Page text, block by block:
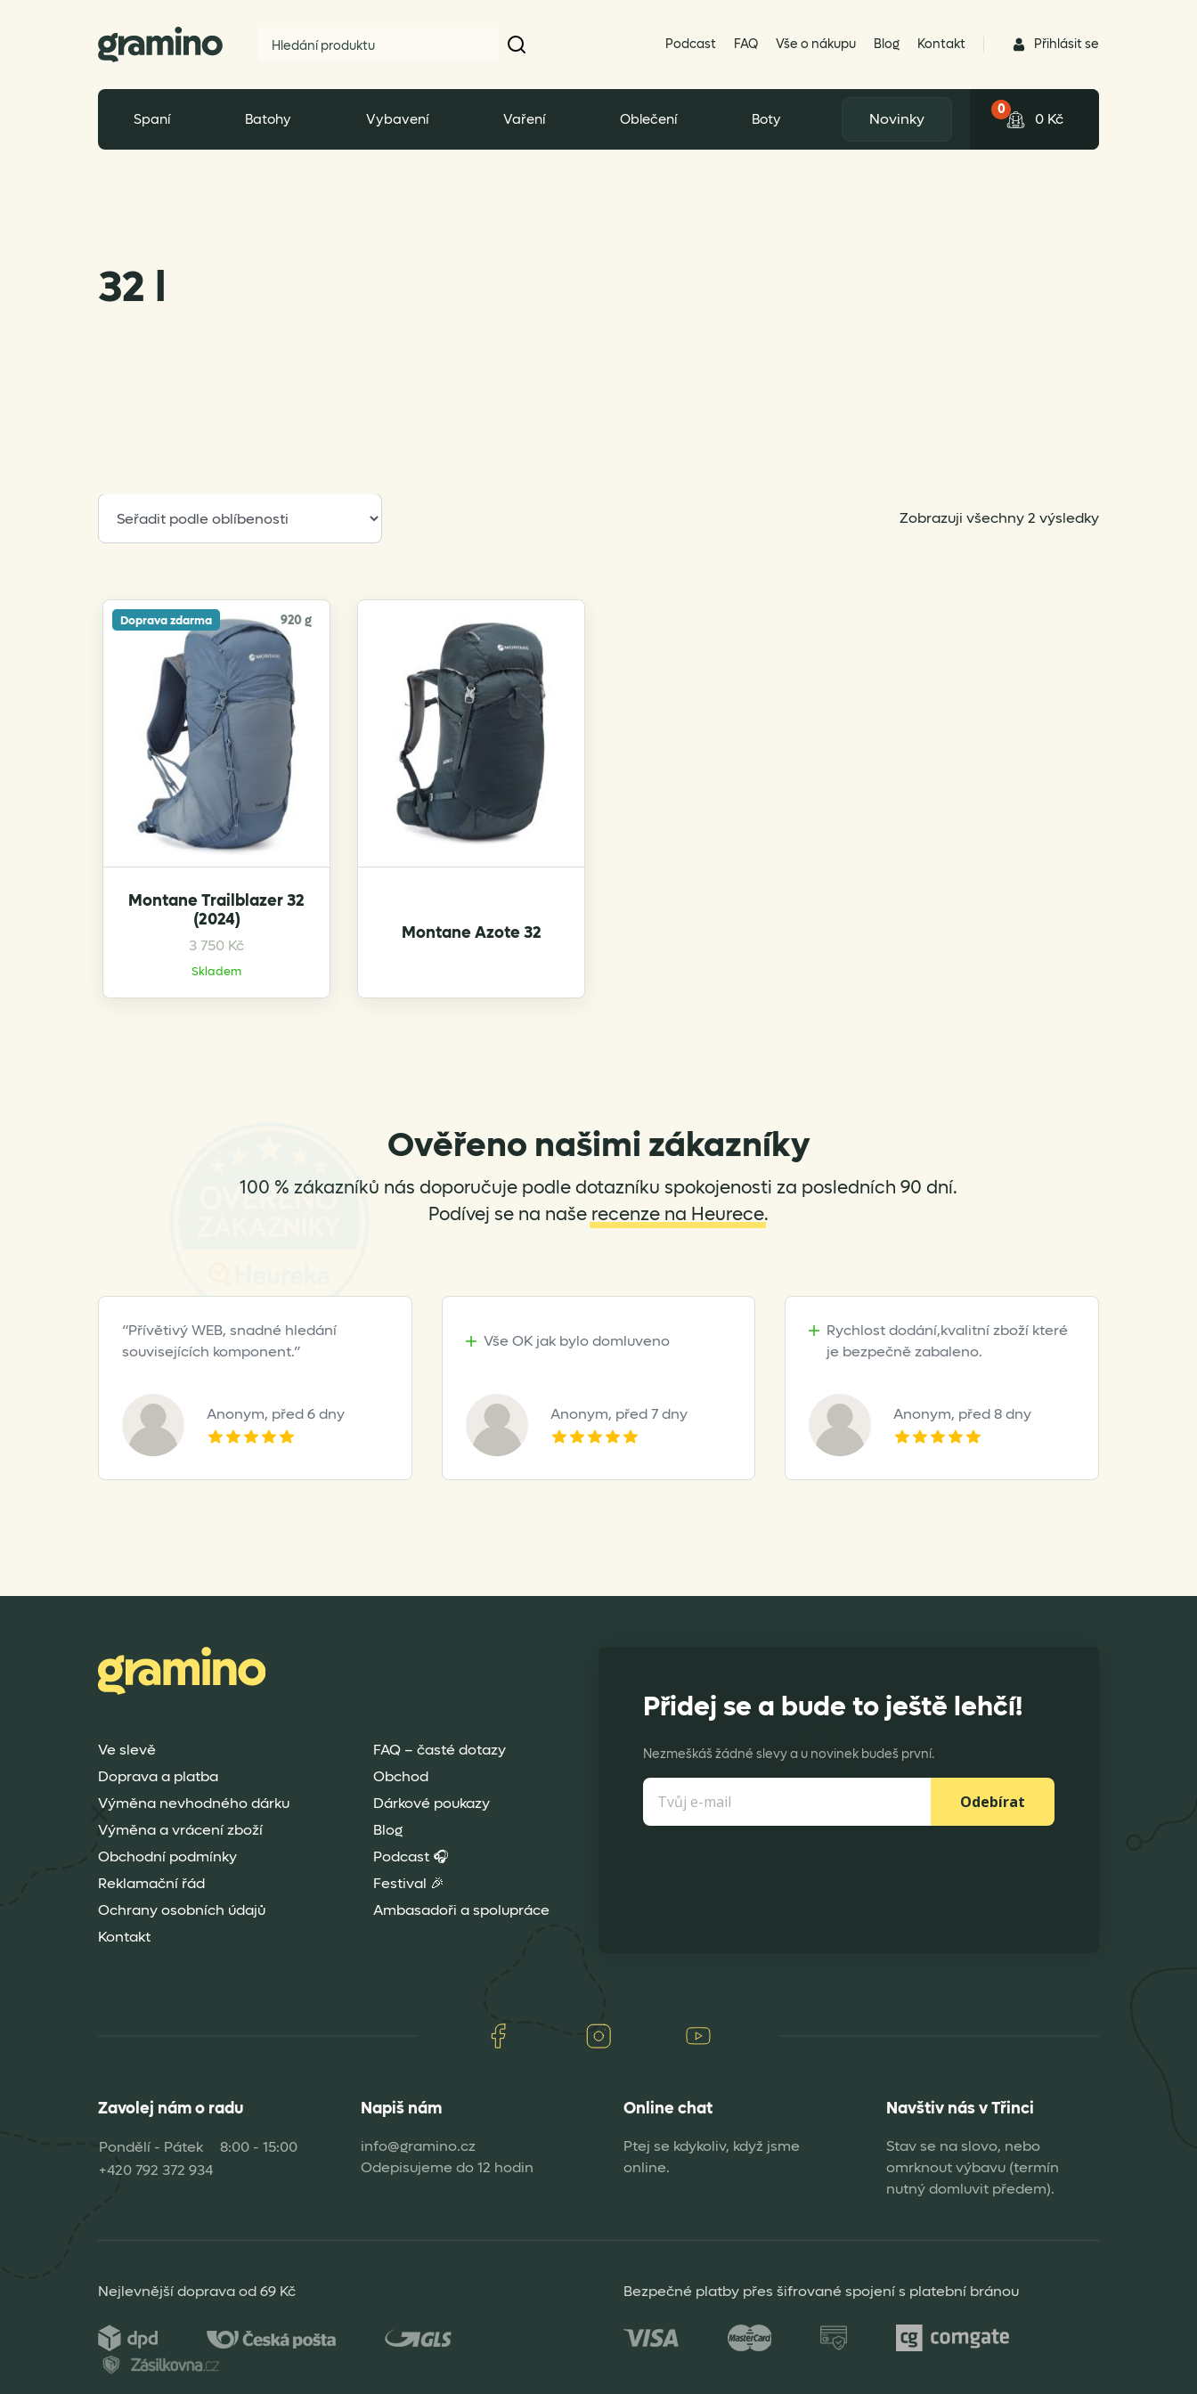
Podcast FAQ Vše o nákupu Blog Kontakt Přihlásit se
Spaní Batohy Vybavení Vaření Oblečení Boty Novinky
0
0 Kč
32 l
Zobrazuji všechny 2 výsledkySorted
Doprava zdarma 920 g
Montane Trailblazer 32
(2024)
3 750 Kč
Skladem
This
product
product
Montane Azote 32
Ověřeno našimi zákazníky
100 % zákazníků nás doporučuje podle dotazníku spokojenosti za posledních 90 dní.
Podívej se na naše recenze na Heurece.
Přívětivý WEB, snadné hledání
souvisejících komponent.
Anonym, před 6 dny
Vše OK jak bylo domluveno
Anonym, před 7 dny
Rychlost dodání,kvalitní zboží které
je bezpečně zabaleno.
Anonym, před 8 dny
Ve slevě
Doprava a platba
Výměna nevhodného dárku
Výměna a vrácení zboží
Obchodní podmínky
Reklamační řád
Ochrany osobních údajů
Kontakt
FAQ – časté dotazy
Obchod
Dárkové poukazy
Blog
Podcast 🎧
Festival 🎉
Ambasadoři a spolupráce
Přidej se a bude to ještě lehčí!
Nezmeškáš žádné slevy a u novinek budeš první.
Odebírat
Zavolej nám o radu
Pondělí - Pátek
8:00 - 15:00
+420 792 372 934
Napiš nám
info@gramino.cz
Odepisujeme do 12 hodin
Online chat
Ptej se kdykoliv, když jsme
online.
Navštiv nás v Třinci
Stav se na slovo, nebo
omrknout výbavu (termín
nutný domluvit předem).
Nejlevnější doprava od 69 Kč Bezpečné platby přes šifrované spojení s platební bránou